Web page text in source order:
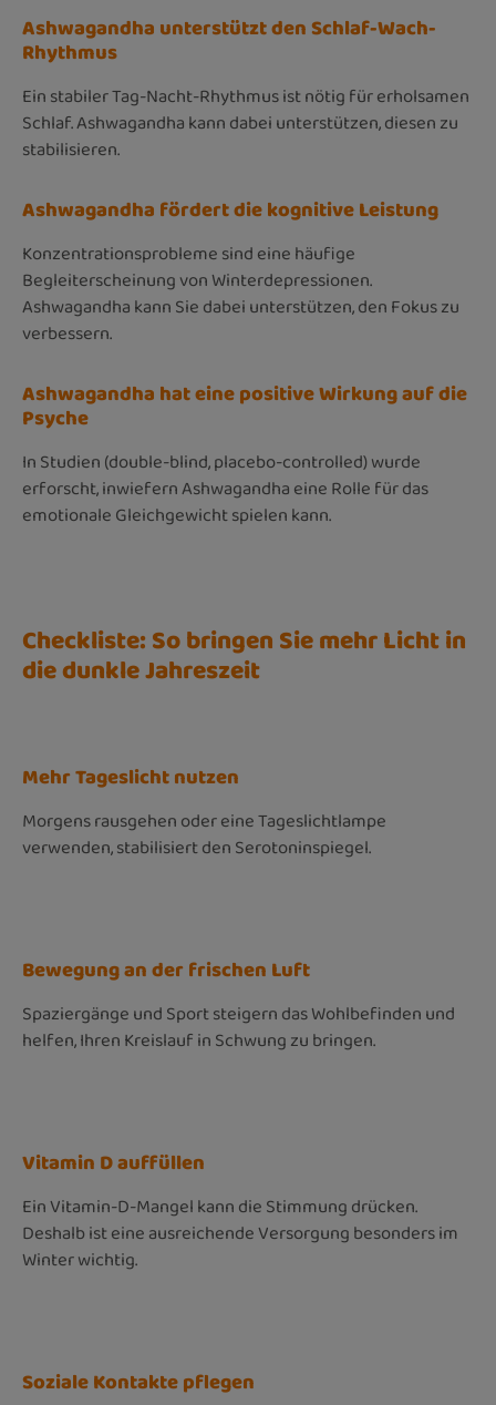
Ashwagandha unterstützt den Schlaf-Wach-
Rhythmus
Ein stabiler Tag-Nacht-Rhythmus ist nötig für erholsamen
Schlaf. Ashwagandha kann dabei unterstützen, diesen zu
stabilisieren.
Ashwagandha fördert die kognitive Leistung
Konzentrationsprobleme sind eine häufige
Begleiterscheinung von Winterdepressionen.
Ashwagandha kann Sie dabei unterstützen, den Fokus zu
verbessern.
Ashwagandha hat eine positive Wirkung auf die
Psyche
In Studien (double-blind, placebo-controlled) wurde
erforscht, inwiefern Ashwagandha eine Rolle für das
emotionale Gleichgewicht spielen kann.
Checkliste: So bringen Sie mehr Licht in
die dunkle Jahreszeit
Mehr Tageslicht nutzen
Morgens rausgehen oder eine Tageslichtlampe
verwenden, stabilisiert den Serotoninspiegel.
Bewegung an der frischen Luft
Spaziergänge und Sport steigern das Wohlbefinden und
helfen, Ihren Kreislauf in Schwung zu bringen.
Vitamin D auffüllen
Ein Vitamin-D-Mangel kann die Stimmung drücken.
Deshalb ist eine ausreichende Versorgung besonders im
Winter wichtig.
Soziale Kontakte pflegen